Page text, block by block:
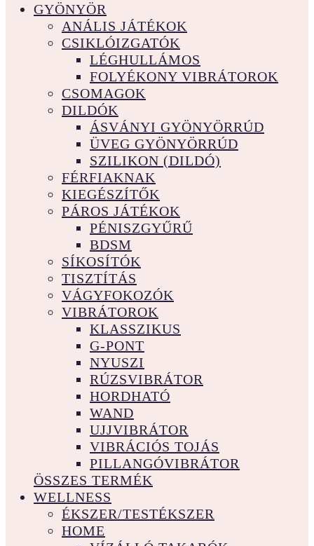
GYÖNYÖR
ANÁLIS JÁTÉKOK
CSIKLÓIZGATÓK
LÉGHULLÁMOS
FOLYÉKONY VIBRÁTOROK
CSOMAGOK
DILDÓK
ÁSVÁNYI GYÖNYÖRRÚD
ÜVEG GYÖNYÖRRÚD
SZILIKON (DILDÓ)
FÉRFIAKNAK
KIEGÉSZÍTŐK
PÁROS JÁTÉKOK
PÉNISZGYŰRŰ
BDSM
SÍKOSÍTÓK
TISZTÍTÁS
VÁGYFOKOZÓK
VIBRÁTOROK
KLASSZIKUS
G-PONT
NYUSZI
RÚZSVIBRÁTOR
HORDHATÓ
WAND
UJJVIBRÁTOR
VIBRÁCIÓS TOJÁS
PILLANGÓVIBRÁTOR
ÖSSZES TERMÉK
WELLNESS
ÉKSZER/TESTÉKSZER
HOME